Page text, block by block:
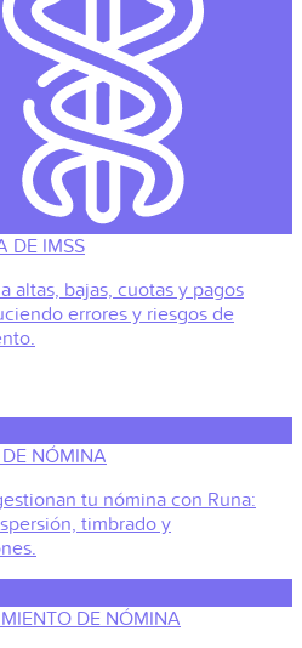
DE IMSS
altas, bajas, cuotas y pagos
errores y riesgos de
NÓMINA
tu nómina con Runa:
timbrado y
DE NÓMINA